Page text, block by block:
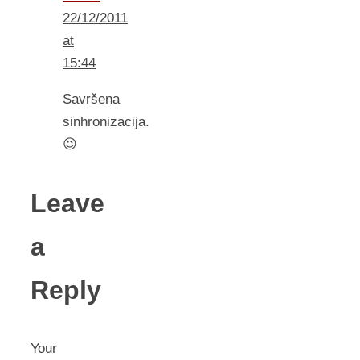
22/12/2011
at
15:44
Savršena
sinhronizacija.
😉
Leave
a
Reply
Your